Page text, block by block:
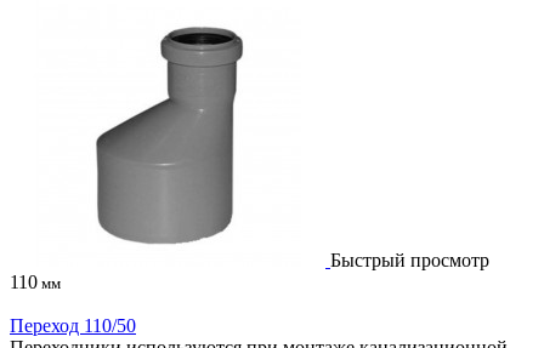
Быстрый просмотр
110 мм
Переход 110/50